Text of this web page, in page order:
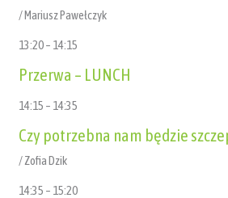
/ Mariusz Pawełczyk
13:20 – 14:15
Przerwa – LUNCH
14:15 – 14:35
Czy potrzebna nam będzie
/ Zofia Dzik
14:35 – 15:20